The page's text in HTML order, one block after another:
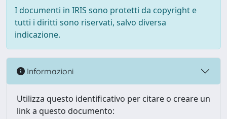
I documenti in IRIS sono protetti da copyright e
tutti i diritti sono riservati, salvo diversa
indicazione.
Informazioni
Utilizza questo identificativo per citare o creare un
link a questo documento: